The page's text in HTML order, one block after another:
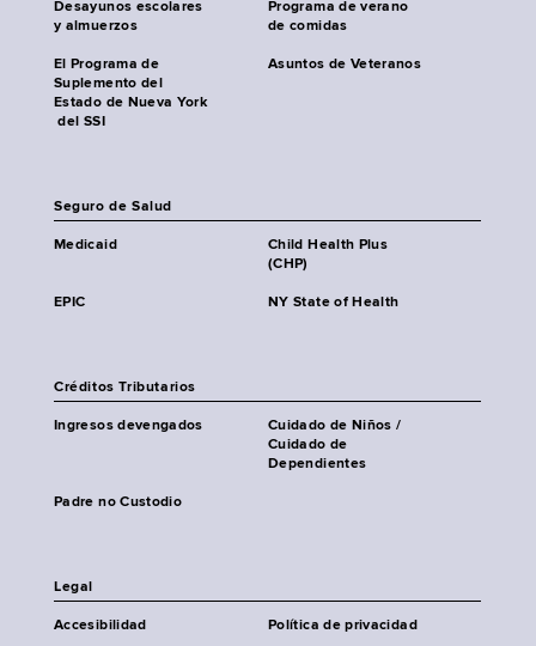
Desayunos escolares
y almuerzos
Programa de verano
de comidas
El Programa de
Suplemento del
Estado de Nueva York
del SSI
Asuntos de Veteranos
Seguro de Salud
Medicaid
Child Health Plus
(CHP)
EPIC NY State of Health
Créditos Tributarios
Ingresos devengados
Cuidado de Niños /
Cuidado de
Dependientes
Padre no Custodio
Legal
Accesibilidad Política de privacidad